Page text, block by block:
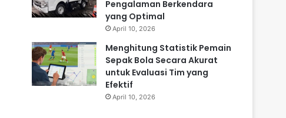
Pengalaman Berkendara
yang Optimal
April 10, 2026
Menghitung Statistik Pemain
Sepak Bola Secara Akurat
untuk Evaluasi Tim yang
Efektif
April 10, 2026